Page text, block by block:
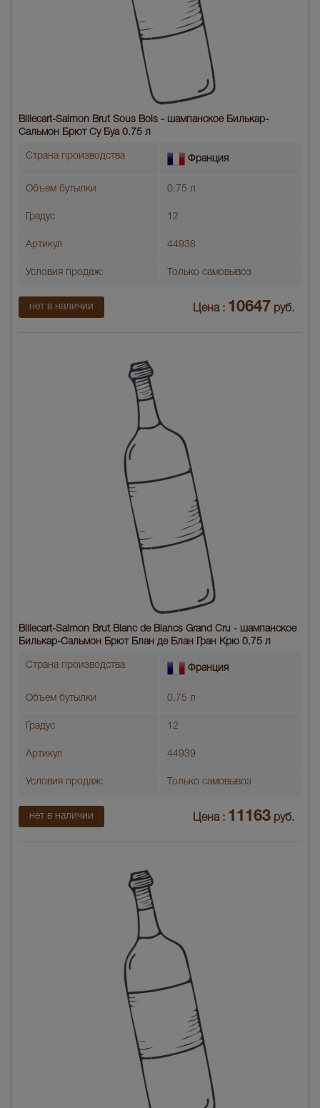
Billecart-Salmon Brut Sous Bois - шампанское Билькар-
Сальмон Брют Су Буа 0.75 л
Страна производства Франция
Объем бутылки 0.75 л
Градус 12
Артикул 44938
Условия продаж: Только самовывоз
нет в наличии Цена : 10647 руб.
Billecart-Salmon Brut Blanc de Blancs Grand Cru - шампанское
Билькар-Сальмон Брют Блан де Блан Гран Крю 0.75 л
Страна производства Франция
Объем бутылки 0.75 л
Градус 12
Артикул 44939
Условия продаж: Только самовывоз
нет в наличии Цена : 11163 руб.